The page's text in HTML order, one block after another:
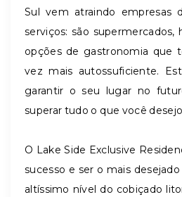
Sul vem atraindo empresas
serviços: são supermercados,
opções de gastronomia que
vez mais autossuficiente.
garantir o seu lugar no
superar tudo o que você
O Lake Side Exclusive
sucesso e ser o mais
altíssimo nível do cobiçado